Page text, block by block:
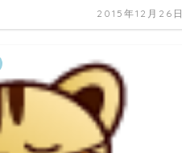
2015年12月26日